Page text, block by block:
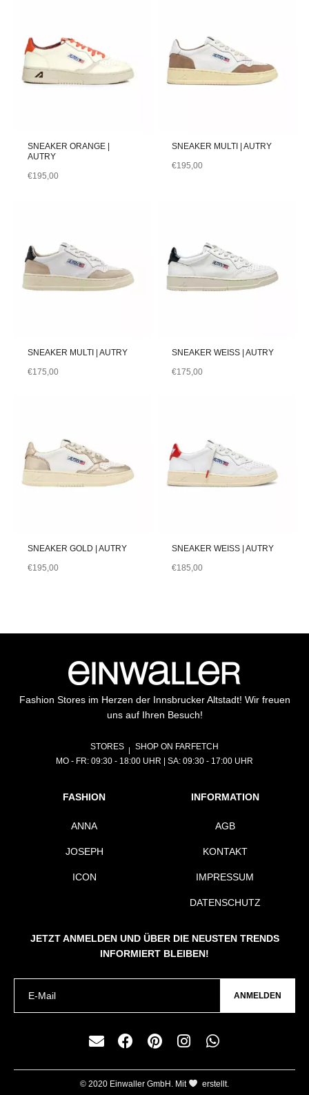
SNEAKER ORANGE |
AUTRY
€195,00
SNEAKER MULTI | AUTRY
€195,00
SNEAKER MULTI | AUTRY
€175,00
SNEAKER WEISS | AUTRY
€175,00
SNEAKER GOLD | AUTRY
€195,00
SNEAKER WEISS | AUTRY
€185,00
Fashion Stores im Herzen der Innsbrucker Altstadt! Wir freuen
uns auf Ihren Besuch!
STORES
SHOP ON FARFETCH
MO - FR: 09:30 - 18:00 UHR | SA: 09:30 - 17:00 UHR
FASHION
ANNA
JOSEPH
ICON
INFORMATION
AGB
KONTAKT
IMPRESSUM
DATENSCHUTZ
JETZT ANMELDEN UND ÜBER DIE NEUSTEN TRENDS
INFORMIERT BLEIBEN!
ANMELDEN
© 2020 Einwaller GmbH. Mit
erstellt.